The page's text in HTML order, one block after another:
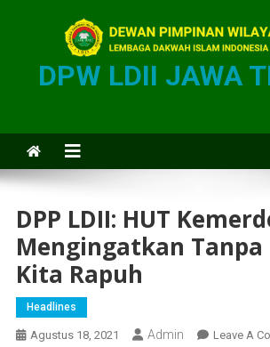
DPW LDII JAWA
DPP LDII: HUT
Mengingatkan Tanpa
Kita Rapuh
Headlines
Agustus 18, 2021 Admin Leave A